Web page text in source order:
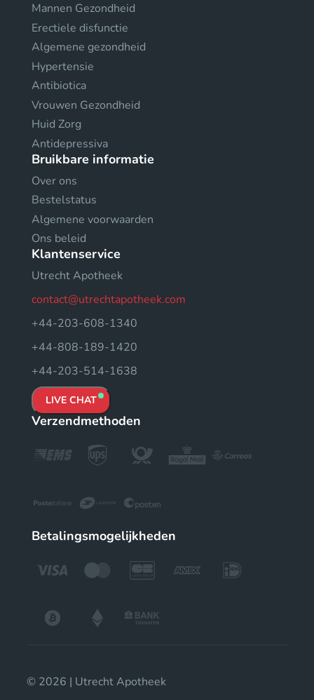
Mannen Gezondheid
Erectiele disfunctie
Algemene gezondheid
Hypertensie
Antibiotica
Vrouwen Gezondheid
Huid Zorg
Antidepressiva
Bruikbare informatie
Over ons
Bestelstatus
Algemene voorwaarden
Ons beleid
Klantenservice
Utrecht Apotheek
contact@utrechtapotheek.com
+44-203-608-1340
+44-808-189-1420
+44-203-514-1638
LIVE CHAT
Verzendmethoden
Betalingsmogelijkheden
© 2026 | Utrecht Apotheek